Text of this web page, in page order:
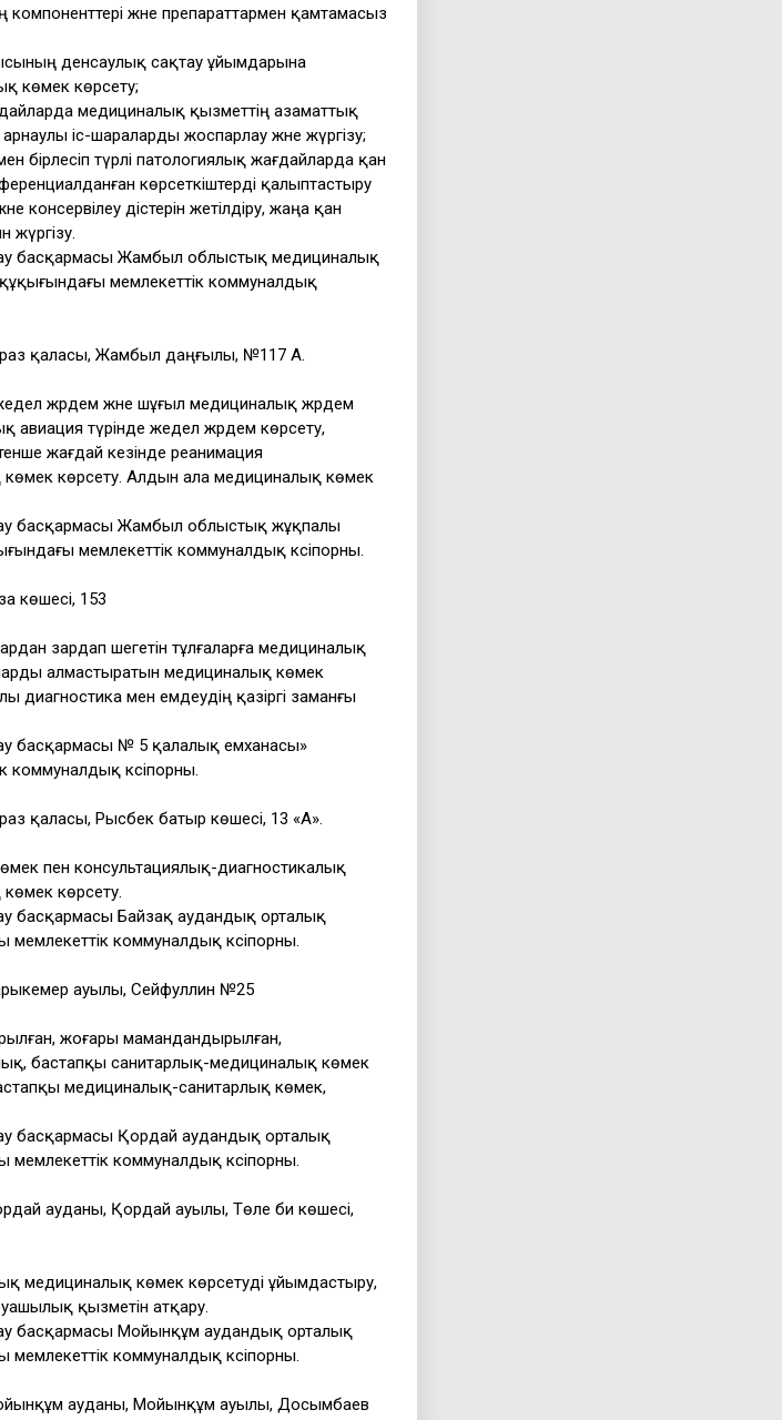
және препараттармен қамтамасыз
денсаулық сақтау ұйымдарына
көмек көрсету;
медициналық қызметтің азаматтық
іс-шараларды жоспарлау және жүргізу;
бірлесіп түрлі патологиялық жағдайларда қан
көрсеткіштерді қалыптастыру
әдістерін жетілдіру, жаңа қан
жүргізу.
басқармасы Жамбыл облыстық медициналық
мемлекеттік коммуналдық
қаласы, Жамбыл даңғылы, №117 А.
жәрдем және шұғыл медициналық жәрдем
авиация түрінде жедел жәрдем көрсету,
жағдай кезінде реанимация
көрсету. Алдын ала медициналық көмек
басқармасы Жамбыл облыстық жұқпалы
мемлекеттік коммуналдық кәсіпорны.
көшесі, 153
зардап шегетін тұлғаларға медициналық
алмастыратын медициналық көмек
диагностика мен емдеудің қазіргі заманғы
басқармасы № 5 қалалық емханасы»
кәсіпорны.
қаласы, Рысбек батыр көшесі, 13 «А».
пен консультациялық-диагностикалық
көрсету.
басқармасы Байзақ аудандық орталық
коммуналдық кәсіпорны.
ауылы, Сейфуллин №25
жоғары мамандандырылған,
бастапқы санитарлық-медициналық көмек
медициналық-санитарлық көмек,
басқармасы Қордай аудандық орталық
коммуналдық кәсіпорны.
ауданы, Қордай ауылы, Төле би көшесі,
медициналық көмек көрсетуді ұйымдастыру,
қызметін атқару.
басқармасы Мойынқұм аудандық орталық
коммуналдық кәсіпорны.
ауданы, Мойынқұм ауылы, Досымбаев